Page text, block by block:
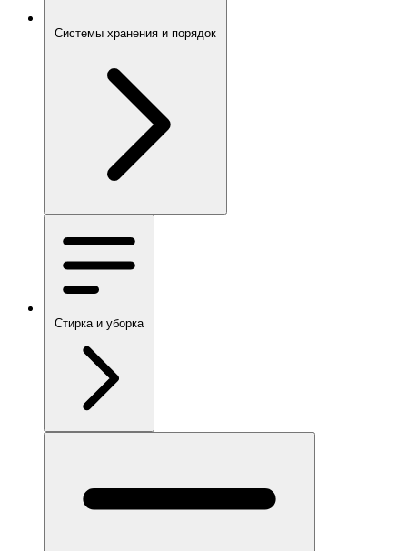
Системы хранения и порядок
Стирка и уборка